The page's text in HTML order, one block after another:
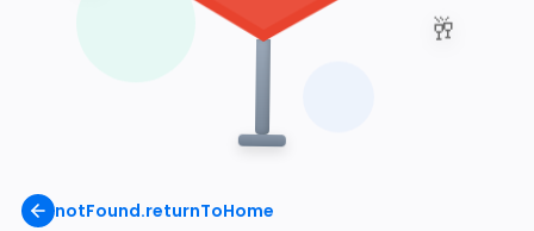
notFound.returnToHome
🥂